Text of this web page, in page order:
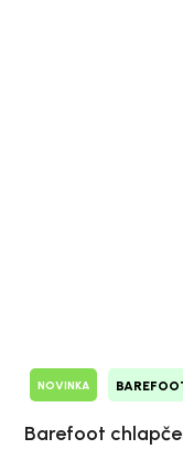
NOVINKA
Barefoot